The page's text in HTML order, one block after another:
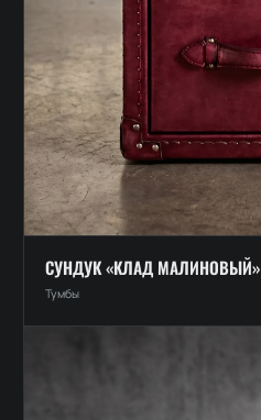
СУНДУК «КЛАД МАЛИНОВЫЙ»
Тумбы